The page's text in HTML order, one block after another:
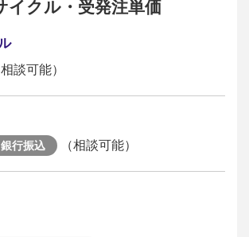
イクル・受発注単価
相談可能）
銀行振込 （相談可能）